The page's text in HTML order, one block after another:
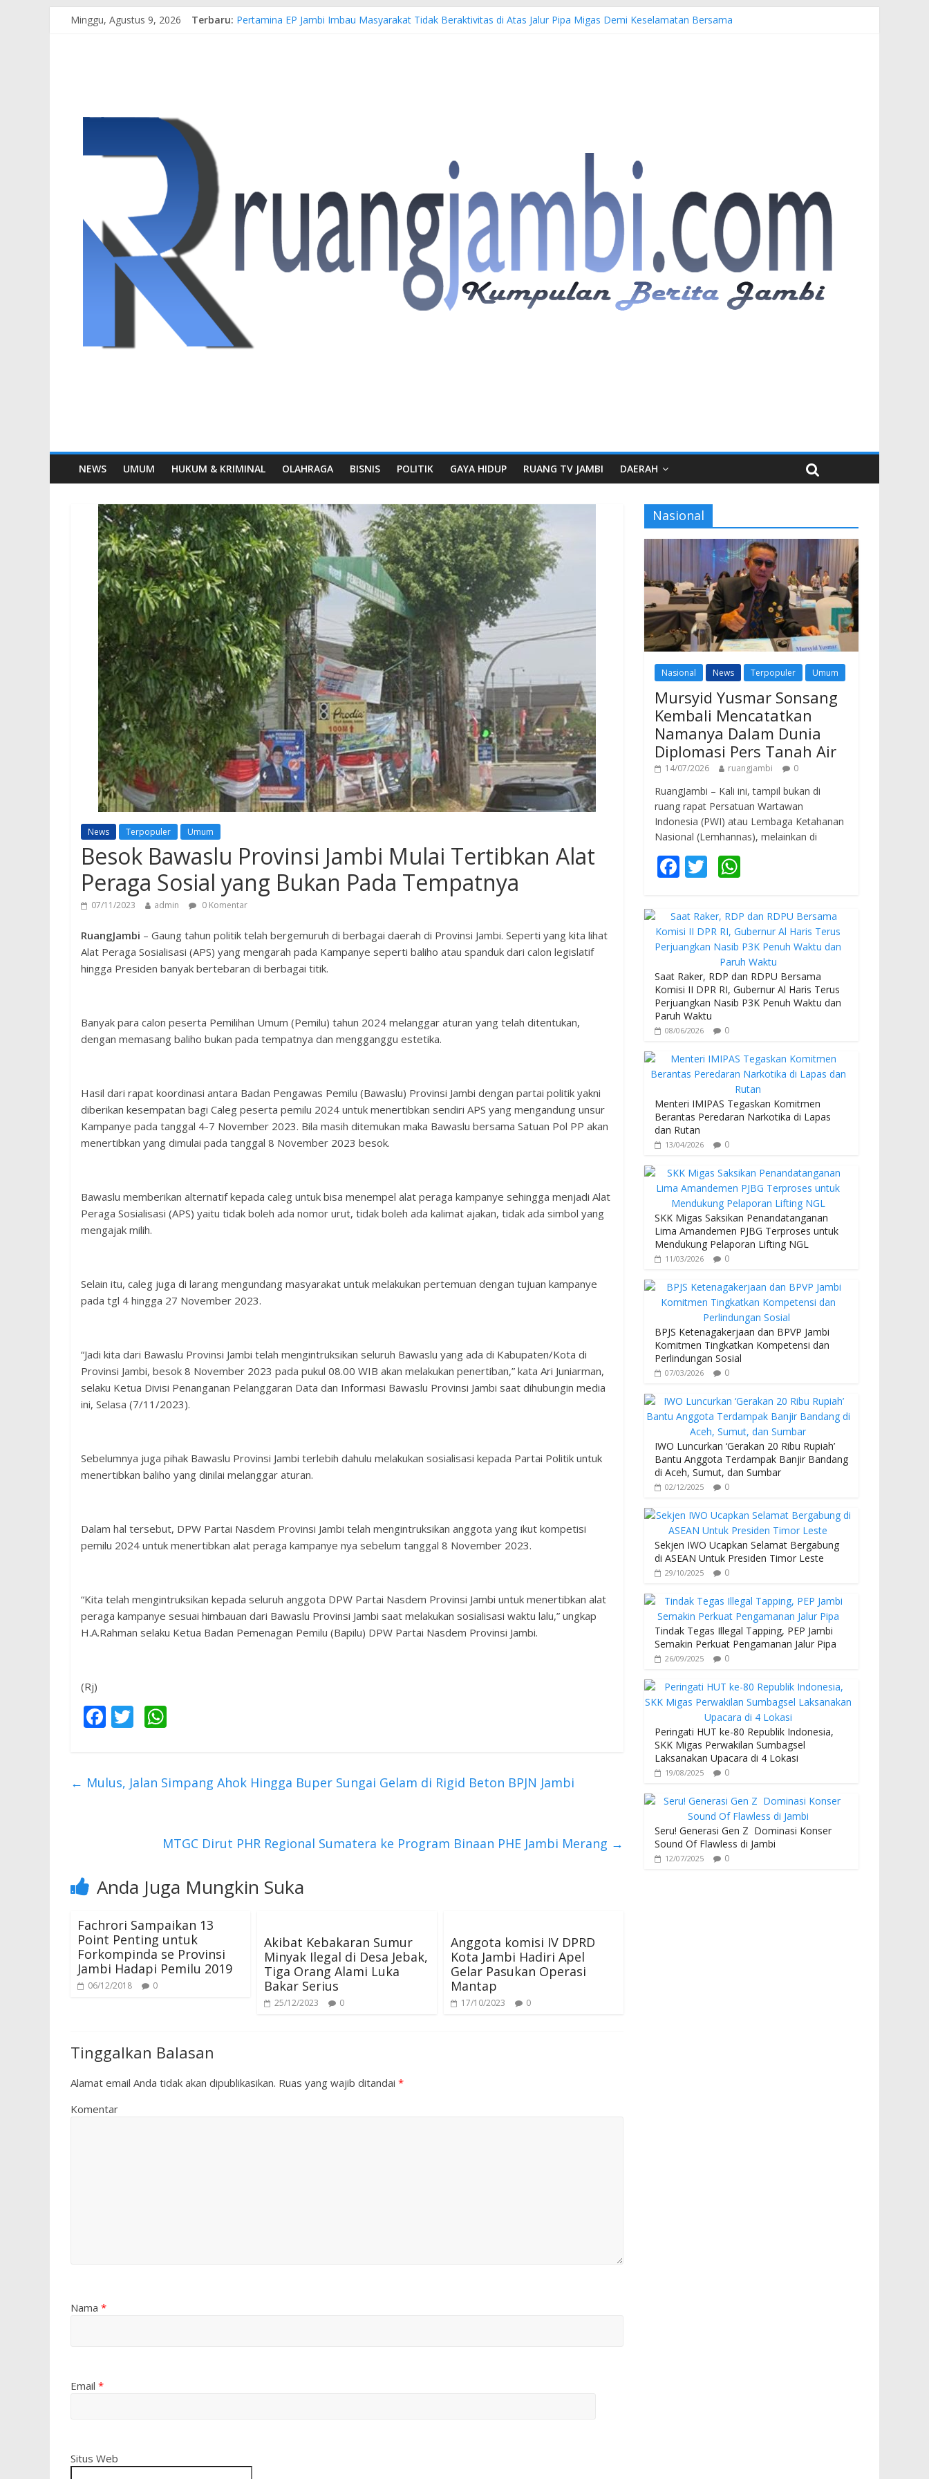
Minggu, Agustus 9, 2026 Terbaru: Pertamina EP Jambi Imbau Masyarakat Tidak Beraktivitas di Atas Jalur Pipa Migas Demi Keselamatan Bersama
NEWS UMUM HUKUM & KRIMINAL OLAHRAGA BISNIS POLITIK GAYA HIDUP RUANG TV JAMBI DAERAH
News Terpopuler Umum
Besok Bawaslu Provinsi Jambi Mulai Tertibkan Alat
Peraga Sosial yang Bukan Pada Tempatnya
07/11/2023 admin 0 Komentar
RuangJambi – Gaung tahun politik telah bergemuruh di berbagai daerah di Provinsi Jambi. Seperti yang kita lihat
Alat Peraga Sosialisasi (APS) yang mengarah pada Kampanye seperti baliho atau spanduk dari calon legislatif
hingga Presiden banyak bertebaran di berbagai titik.
Banyak para calon peserta Pemilihan Umum (Pemilu) tahun 2024 melanggar aturan yang telah ditentukan,
dengan memasang baliho bukan pada tempatnya dan mengganggu estetika.
Hasil dari rapat koordinasi antara Badan Pengawas Pemilu (Bawaslu) Provinsi Jambi dengan partai politik yakni
diberikan kesempatan bagi Caleg peserta pemilu 2024 untuk menertibkan sendiri APS yang mengandung unsur
Kampanye pada tanggal 4-7 November 2023. Bila masih ditemukan maka Bawaslu bersama Satuan Pol PP akan
menertibkan yang dimulai pada tanggal 8 November 2023 besok.
Bawaslu memberikan alternatif kepada caleg untuk bisa menempel alat peraga kampanye sehingga menjadi Alat
Peraga Sosialisasi (APS) yaitu tidak boleh ada nomor urut, tidak boleh ada kalimat ajakan, tidak ada simbol yang
mengajak milih.
Selain itu, caleg juga di larang mengundang masyarakat untuk melakukan pertemuan dengan tujuan kampanye
pada tgl 4 hingga 27 November 2023.
“Jadi kita dari Bawaslu Provinsi Jambi telah mengintruksikan seluruh Bawaslu yang ada di Kabupaten/Kota di
Provinsi Jambi, besok 8 November 2023 pada pukul 08.00 WIB akan melakukan penertiban,” kata Ari Juniarman,
selaku Ketua Divisi Penanganan Pelanggaran Data dan Informasi Bawaslu Provinsi Jambi saat dihubungin media
ini, Selasa (7/11/2023).
Sebelumnya juga pihak Bawaslu Provinsi Jambi terlebih dahulu melakukan sosialisasi kepada Partai Politik untuk
menertibkan baliho yang dinilai melanggar aturan.
Dalam hal tersebut, DPW Partai Nasdem Provinsi Jambi telah mengintruksikan anggota yang ikut kompetisi
pemilu 2024 untuk menertibkan alat peraga kampanye nya sebelum tanggal 8 November 2023.
“Kita telah mengintruksikan kepada seluruh anggota DPW Partai Nasdem Provinsi Jambi untuk menertibkan alat
peraga kampanye sesuai himbauan dari Bawaslu Provinsi Jambi saat melakukan sosialisasi waktu lalu,” ungkap
H.A.Rahman selaku Ketua Badan Pemenagan Pemilu (Bapilu) DPW Partai Nasdem Provinsi Jambi.
(Rj)
F
b
T
er s
p
← Mulus, Jalan Simpang Ahok Hingga Buper Sungai Gelam di Rigid Beton BPJN Jambi
MTGC Dirut PHR Regional Sumatera ke Program Binaan PHE Jambi Merang →
Anda Juga Mungkin Suka
Fachrori Sampaikan 13
Point Penting untuk
Forkompinda se Provinsi
Jambi Hadapi Pemilu 2019
06/12/2018 0
Akibat Kebakaran Sumur
Minyak Ilegal di Desa Jebak,
Tiga Orang Alami Luka
Bakar Serius
25/12/2023 0
Anggota komisi IV DPRD
Kota Jambi Hadiri Apel
Gelar Pasukan Operasi
Mantap
17/10/2023 0
Tinggalkan Balasan
Alamat email Anda tidak akan dipublikasikan. Ruas yang wajib ditandai *
Komentar
Nama *
Email *
Situs Web
Nasional
Nasional News Terpopuler Umum
Mursyid Yusmar Sonsang
Kembali Mencatatkan
Namanya Dalam Dunia
Diplomasi Pers Tanah Air
14/07/2026 ruangjambi 0
RuangJambi – Kali ini, tampil bukan di
ruang rapat Persatuan Wartawan
Indonesia (PWI) atau Lembaga Ketahanan
Nasional (Lemhannas), melainkan di
F
e
b
o
o
k
T
itt
er
at
s
A
p
p
Saat Raker, RDP dan RDPU Bersama
Komisi II DPR RI, Gubernur Al Haris Terus
Perjuangkan Nasib P3K Penuh Waktu dan
Paruh Waktu
08/06/2026 0
Menteri IMIPAS Tegaskan Komitmen
Berantas Peredaran Narkotika di Lapas
dan Rutan
13/04/2026 0
SKK Migas Saksikan Penandatanganan
Lima Amandemen PJBG Terproses untuk
Mendukung Pelaporan Lifting NGL
11/03/2026 0
BPJS Ketenagakerjaan dan BPVP Jambi
Komitmen Tingkatkan Kompetensi dan
Perlindungan Sosial
07/03/2026 0
IWO Luncurkan ‘Gerakan 20 Ribu Rupiah’
Bantu Anggota Terdampak Banjir Bandang
di Aceh, Sumut, dan Sumbar
02/12/2025 0
Sekjen IWO Ucapkan Selamat Bergabung
di ASEAN Untuk Presiden Timor Leste
29/10/2025 0
Tindak Tegas Illegal Tapping, PEP Jambi
Semakin Perkuat Pengamanan Jalur Pipa
26/09/2025 0
Peringati HUT ke-80 Republik Indonesia,
SKK Migas Perwakilan Sumbagsel
Laksanakan Upacara di 4 Lokasi
19/08/2025 0
Seru! Generasi Gen Z Dominasi Konser
Sound Of Flawless di Jambi
12/07/2025 0